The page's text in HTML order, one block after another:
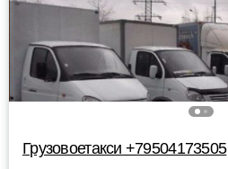
Грузовоетакси +79504173505